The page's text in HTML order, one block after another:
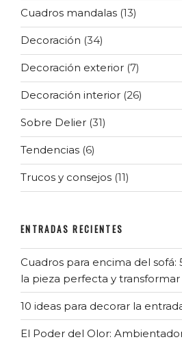
Cuadros mandalas (13)
Decoración (34)
Decoración exterior (7)
Decoración interior (26)
Sobre Delier (31)
Tendencias (6)
Trucos y consejos (11)
ENTRADAS RECIENTES
Cuadros para encima del sofá:
la pieza perfecta y transformar
10 ideas para decorar la
El Poder del Olor: